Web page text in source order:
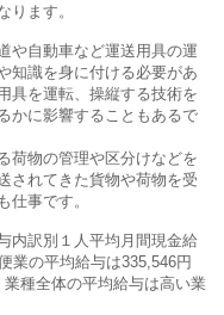
ります。
や自動車など運送用具の運
知識を身に付ける必要があ
具を運転、操縦する技術を
かに影響することもあるで
荷物の管理や区分けなどを
されてきた貨物や荷物を受
仕事です。
内訳別１人平均月間現金給
業の平均給与は335,546円
種全体の平均給与は高い業